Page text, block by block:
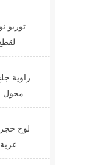
أفضل
توربو
زاوية
محول
لوح